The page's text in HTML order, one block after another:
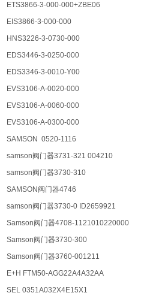
ETS3866-3-000-000+ZBE06
EIS3866-3-000-000
HNS3226-3-0730-000
EDS3446-3-0250-000
EDS3346-3-0010-Y00
EVS3106-A-0020-000
EVS3106-A-0060-000
EVS3106-A-0300-000
SAMSON 0520-1116
samson阀门器3731-321 004210
samson阀门器3730-310
SAMSON阀门器4746
samson阀门器3730-0 ID2659921
Samson阀门器4708-1121010220000
Samson阀门器3730-300
Samson阀门器3760-001211
E+H FTM50-AGG22A4A32AA
SEL 0351A032X4E15X1